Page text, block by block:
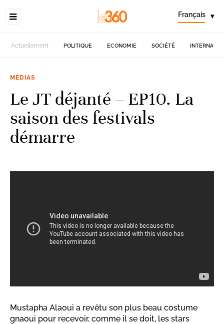
Français ▾
Actuellement POLITIQUE ECONOMIE SOCIÉTÉ
MÉDIAS
Le JT déjanté – EP10. La
saison des festivals
démarre
Mustapha Alaoui a revêtu son plus beau costume
gnaoui pour recevoir, comme il se doit, les stars